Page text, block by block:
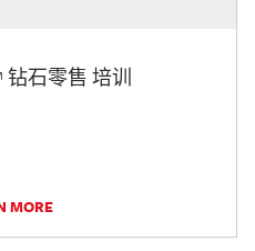
钻石零售 培训
MORE